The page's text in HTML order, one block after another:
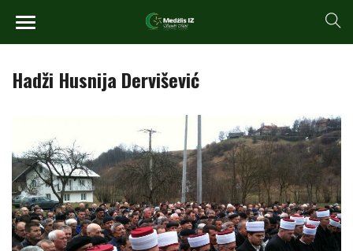
Hadži Husnija Dervišević